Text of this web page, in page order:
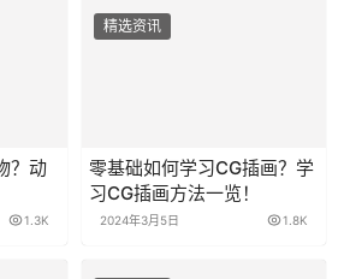
？动
1.3K
精选资讯
零基础如何学习CG插画？学
习CG插画方法一览！
2024年3月5日 1.8K